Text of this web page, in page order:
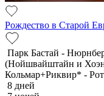
Рождество в Старой
Парк Бастай -
(Нойшвайштайн и
Кольмар+Риквир* -
8 дней